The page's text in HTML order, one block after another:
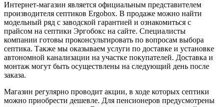
Интернет-магазин является официальным представителем
производителя септиков Ergobox. В продаже можно найти
модельный ряд с заводской гарантией и ознакомиться с
прайсом на септики Эргобокс на сайте. Специалисты
компании готовы проконсультировать по вопросам выбора
септика. Также мы оказываем услуги по доставке и установке
автономной канализации на участке покупателей. Доставка и
монтаж могут быть осуществлены на следующий день после
заказа.
Магазин регулярно проводит акции, в ходе которых септики
можно приобрести дешевле. Для пенсионеров предусмотрены